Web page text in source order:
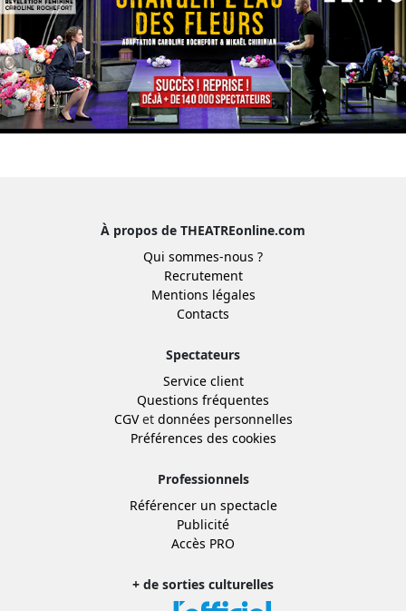
À propos de THEATREonline.com
Qui sommes-nous ?
Recrutement
Mentions légales
Contacts
Spectateurs
Service client
Questions fréquentes
CGVet données personnelles
Préférences des cookies
Professionnels
Référencer un spectacle
Publicité
Accès PRO
+ de sorties culturelles